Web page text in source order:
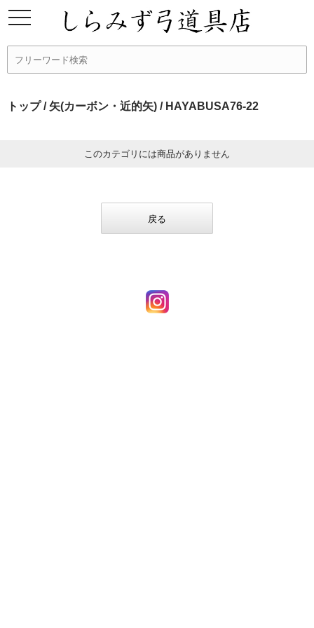
トップ/ 矢(カーボン・近的矢) / HAYABUSA76-22
このカテゴリには商品がありません
戻る